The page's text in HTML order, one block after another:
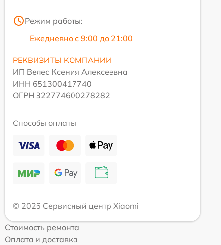
Режим работы:
Ежедневно с 9:00 до 21:00
РЕКВИЗИТЫ КОМПАНИИ
ИП Велес Ксения Алексеевна
ИНН 651300417740
ОГРН 322774600278282
Способы оплаты
© 2026 Сервисный центр Xiaomi
Стоимость ремонта
Оплата и доставка